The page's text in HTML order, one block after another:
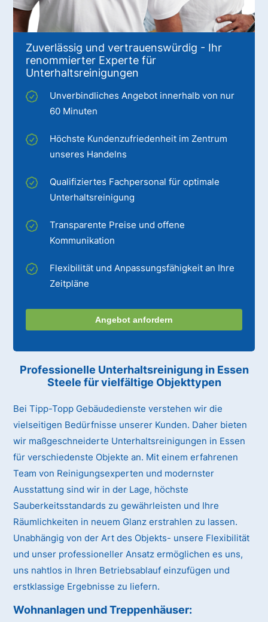
Zuverlässig und vertrauenswürdig - Ihr
renommierter Experte für
Unterhaltsreinigungen
Unverbindliches Angebot innerhalb von nur
60 Minuten
Höchste Kundenzufriedenheit im Zentrum
unseres Handelns
Qualifiziertes Fachpersonal für optimale
Unterhaltsreinigung
Transparente Preise und offene
Kommunikation
Flexibilität und Anpassungsfähigkeit an Ihre
Zeitpläne
Angebot anfordern
Professionelle Unterhaltsreinigung in Essen
Steele für vielfältige Objekttypen
Bei Tipp-Topp Gebäudedienste verstehen wir die
vielseitigen Bedürfnisse unserer Kunden. Daher bieten
wir maßgeschneiderte Unterhaltsreinigungen in Essen
für verschiedenste Objekte an. Mit einem erfahrenen
Team von Reinigungsexperten und modernster
Ausstattung sind wir in der Lage, höchste
Sauberkeitsstandards zu gewährleisten und Ihre
Räumlichkeiten in neuem Glanz erstrahlen zu lassen.
Unabhängig von der Art des Objekts- unsere Flexibilität
und unser professioneller Ansatz ermöglichen es uns,
uns nahtlos in Ihren Betriebsablauf einzufügen und
erstklassige Ergebnisse zu liefern.
Wohnanlagen und Treppenhäuser: